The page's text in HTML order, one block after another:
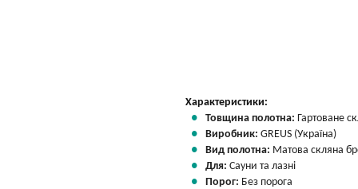
Характеристики:
Товщина полотна: Гартоване
Виробник: GREUS (Україна)
Вид полотна: Матова скляна
Для: Сауни та лазні
Порог: Без порога